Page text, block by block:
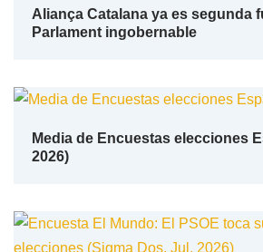
Aliança Catalana ya es segunda
Parlament ingobernable
Media de Encuestas elecciones
2026)